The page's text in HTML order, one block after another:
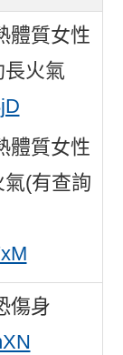
體質女性
火氣
體質女性
(有查詢
傷身